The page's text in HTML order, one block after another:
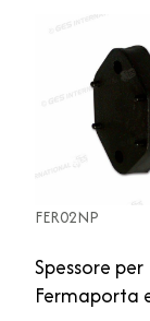
FER02NP
Spessore per
Fermaporta